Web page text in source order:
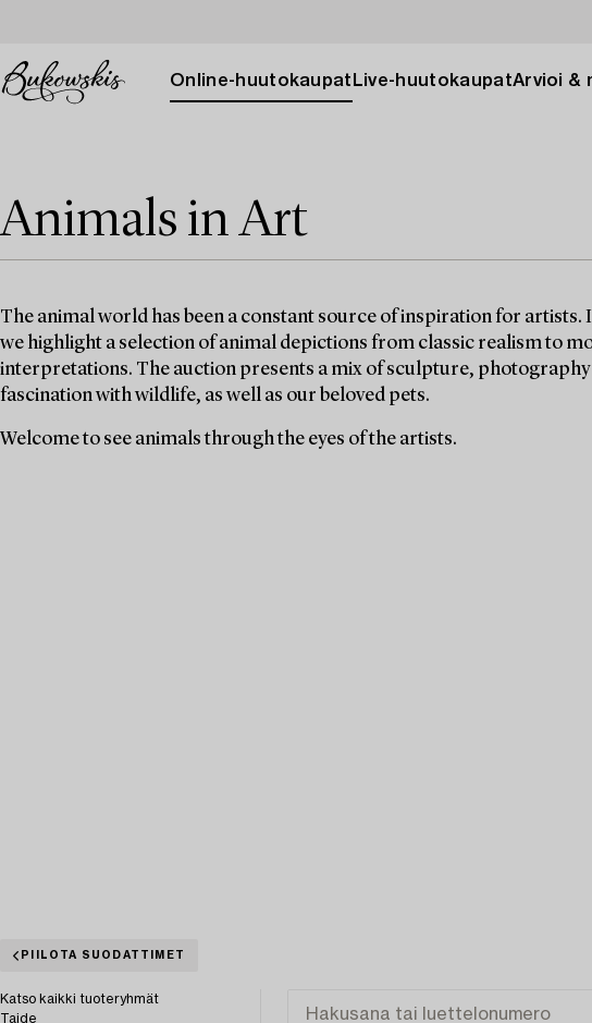
Online-huutokaupat Live-huutokaupatArvioi &
Animals in Art
The animal world has been a constant source of inspiration for artists.
we highlight a selection of animal depictions from classic realism to
interpretations. The auction presents a mix of sculpture,
fascination with wildlife, as well as our beloved pets.
Welcome to see animals through the eyes of the artists.
PIILOTA SUODATTIMET
Katso kaikki tuoteryhmät
Taide